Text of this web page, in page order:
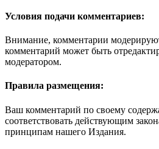
Условия подачи комментариев:
Внимание, комментарии
комментарий может быть
модератором.
Правила размещения:
Ваш комментарий по своему
соответствовать действующим
принципам нашего Издания.